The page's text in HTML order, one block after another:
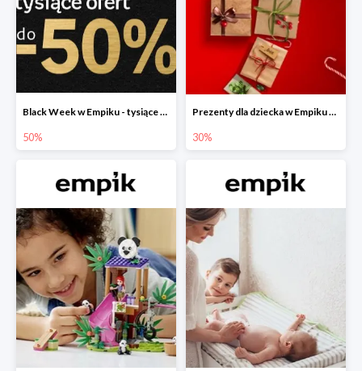
Black Week w Empiku - tysiące produktów do -50%
50%
Prezenty dla dziecka w Empiku do -30%
30%